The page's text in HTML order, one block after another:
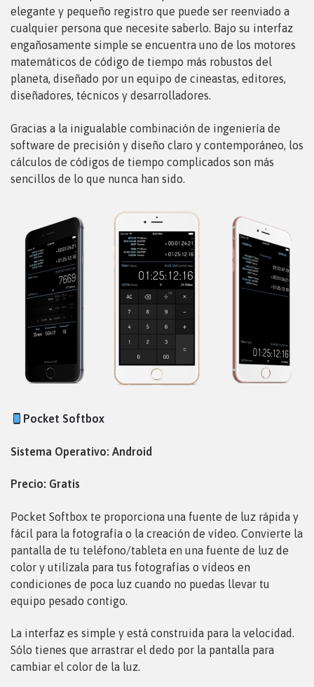
elegante y pequeño registro que puede ser reenviado a
cualquier persona que necesite saberlo. Bajo su interfaz
engañosamente simple se encuentra uno de los motores
matemáticos de código de tiempo más robustos del
planeta, diseñado por un equipo de cineastas, editores,
diseñadores, técnicos y desarrolladores.
Gracias a la inigualable combinación de ingeniería de
software de precisión y diseño claro y contemporáneo, los
cálculos de códigos de tiempo complicados son más
sencillos de lo que nunca han sido.
Pocket Softbox
Sistema Operativo: Android
Precio: Gratis
Pocket Softbox te proporciona una fuente de luz rápida y
fácil para la fotografía o la creación de vídeo. Convierte la
pantalla de tu teléfono/tableta en una fuente de luz de
color y utilízala para tus fotografías o vídeos en
condiciones de poca luz cuando no puedas llevar tu
equipo pesado contigo.
La interfaz es simple y está construida para la velocidad.
Sólo tienes que arrastrar el dedo por la pantalla para
cambiar el color de la luz.